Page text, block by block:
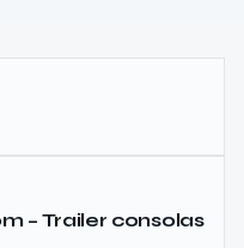
– Trailer consolas